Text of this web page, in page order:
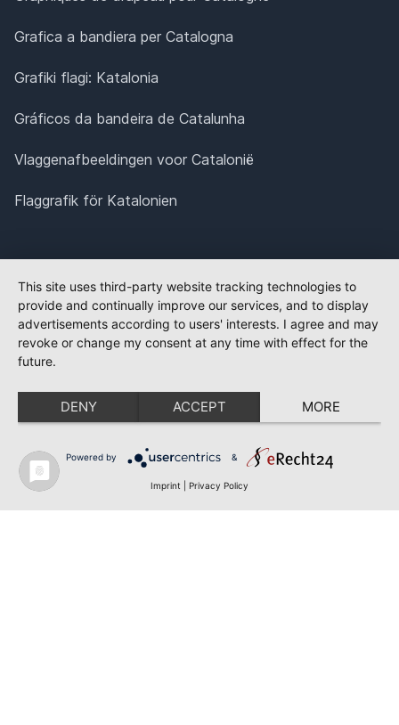
Grafica a bandiera per Catalogna
Grafiki flagi: Katalonia
Gráficos da bandeira de Catalunha
Vlaggenafbeeldingen voor Catalonië
Flaggrafik för Katalonien
This site uses third-party website tracking technologies to
provide and continually improve our services, and to display
advertisements according to users' interests. I agree and may
revoke or change my consent at any time with effect for the
future.
DENY ACCEPT MORE
Powered by &
Imprint Privacy Policy